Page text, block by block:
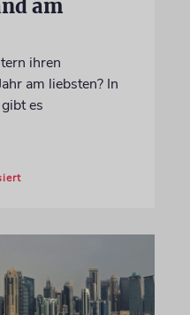
am
ihren
am liebsten? In
es